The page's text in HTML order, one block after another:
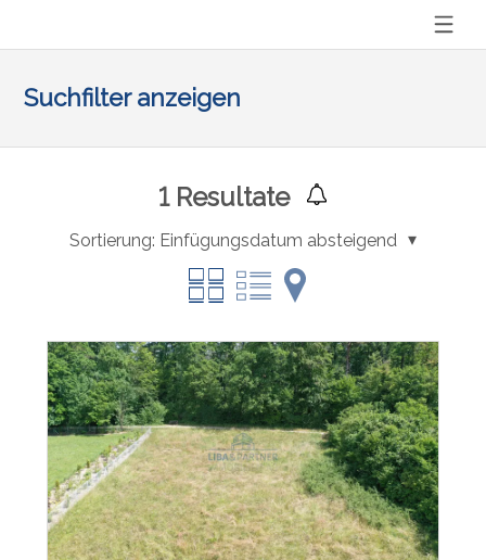
Suchfilter anzeigen
1Resultate
Sortierung: Einfügungsdatum absteigend